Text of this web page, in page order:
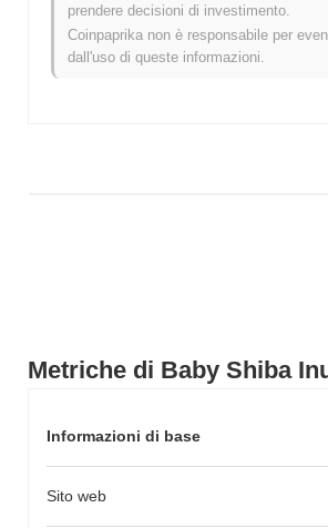
Metriche di Baby Shiba
Informazioni di base
Sito web
Come si sta comportando Baby
al mercato crypto più ampio?
Negli ultimi 7 giorni, Baby Shiba Inu ha
prendere decisioni di investimento.
Coinpaprika non è responsabile per
dall'uso di queste informazioni.